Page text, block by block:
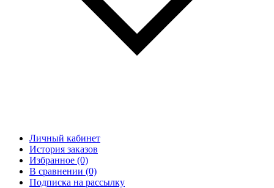
Личный кабинет
История заказов
Избранное (0)
В сравнении (0)
Подписка на рассылку